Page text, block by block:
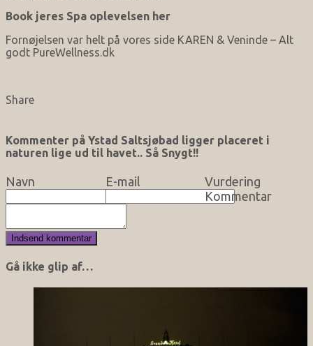
Book jeres Spa oplevelsen her
Fornøjelsen var helt på vores side KAREN & Veninde – Alt
godt PureWellness.dk
Share
Kommenter på Ystad Saltsjøbad ligger placeret i
naturen lige ud til havet.. Så Snygt!!
Navn E-mail
Vurdering
Kommentar
Gå ikke glip af…